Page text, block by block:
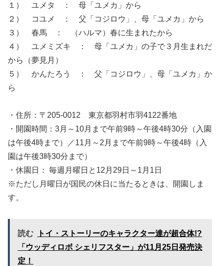
１） ユメタ ： 母「ユメカ」から
２） コユメ ： 父「コジロウ」、母「ユメカ」から
３） 春馬 ： （ハルマ）春に生まれたから
４） ユメミズキ ： 母「ユメカ」の子で３月生まれだ
から（夢見月）
５） かんたろう ： 父「コジロウ」、母「ユメカ」か
ら
・住所：〒205-0012 東京都羽村市羽4122番地
・開園時間：3月～10月まで午前9時～午後4時30分（入園
は午後4時まで）／11月～2月まで午前9時～午後4時（入
園は午後3時30分まで）
・休園日： 毎週月曜日と12月29日～1月1日
※ただし月曜日が国民の休日に当たるときは、開園しま
す。
読む
トイ・ストーリーのキャラクター達が超合体!?
「ウッディロボ シェリフスター」が11月25日発売決
定！